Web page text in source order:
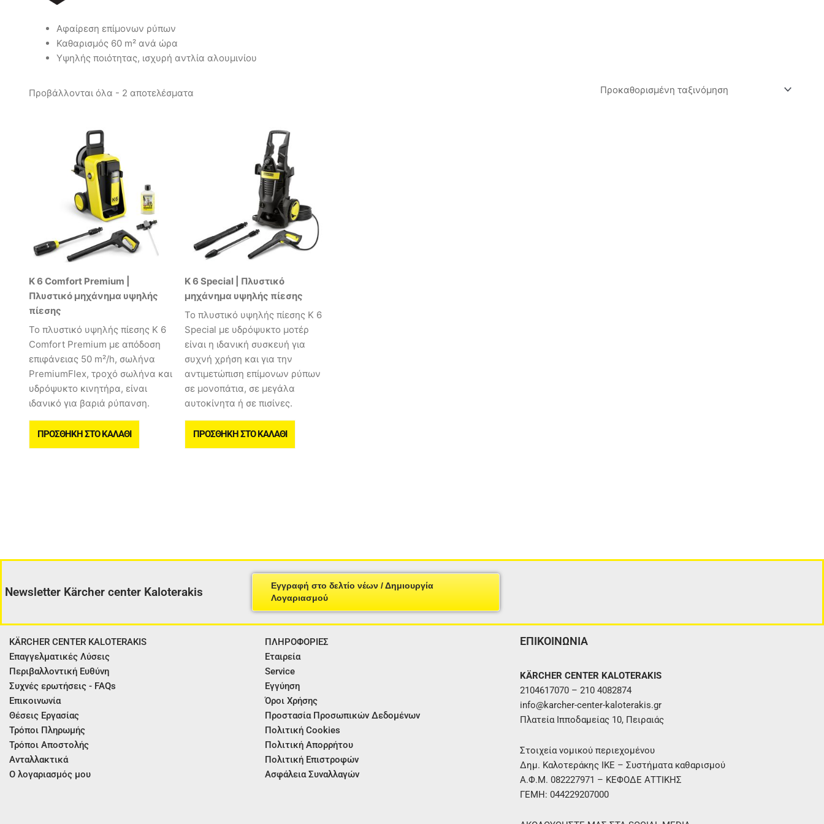
Αφαίρεση επίμονων ρύπων
Καθαρισμός 60 m² ανά ώρα
Υψηλής ποιότητας, ισχυρή αντλία αλουμινίου
Προβάλλονται όλα - 2 αποτελέσματα
K 6 Comfort Premium |
Πλυστικό μηχάνημα υψηλής
πίεσης
Το πλυστικό υψηλής πίεσης K 6
Comfort Premium με απόδοση
επιφάνειας 50 m²/h, σωλήνα
PremiumFlex, τροχό σωλήνα και
υδρόψυκτο κινητήρα, είναι
ιδανικό για βαριά ρύπανση.
ΠΡΟΣΘΉΚΗ ΣΤΟ ΚΑΛΆΘΙ
K 6 Special | Πλυστικό
μηχάνημα υψηλής πίεσης
Το πλυστικό υψηλής πίεσης K 6
Special με υδρόψυκτο μοτέρ
είναι η ιδανική συσκευή για
συχνή χρήση και για την
αντιμετώπιση επίμονων ρύπων
σε μονοπάτια, σε μεγάλα
αυτοκίνητα ή σε πισίνες.
ΠΡΟΣΘΉΚΗ ΣΤΟ ΚΑΛΆΘΙ
Newsletter Kärcher center Kaloterakis
Εγγραφή στο δελτίο νέων / Δημιουργία
Λογαριασμού
KÄRCHER CENTER KALOTERAKIS
Επαγγελματικές Λύσεις
Περιβαλλοντική Ευθύνη
Συχνές ερωτήσεις - FAQs
Επικοινωνία
Θέσεις Εργασίας
Τρόποι Πληρωμής
Τρόποι Αποστολής
Ανταλλακτικά
Ο λογαριασμός μου
ΠΛΗΡΟΦΟΡΙΕΣ
Εταιρεία
Service
Εγγύηση
Όροι Χρήσης
Προστασία Προσωπικών Δεδομένων
Πολιτική Cookies
Πολιτική Απορρήτου
Πολιτική Επιστροφών
Ασφάλεια Συναλλαγών
ΕΠΙΚΟΙΝΩΝΙΑ
KÄRCHER CENTER KALOTERAKIS
2104617070 – 210 4082874
info@karcher-center-kaloterakis.gr
Πλατεία Ιπποδαμείας 10, Πειραιάς
Στοιχεία νομικού περιεχομένου
Δημ. Καλοτεράκης ΙΚΕ – Συστήματα καθαρισμού
Α.Φ.Μ. 082227971 – ΚΕΦΟΔΕ ΑΤΤΙΚΗΣ
ΓΕΜΗ: 044229207000